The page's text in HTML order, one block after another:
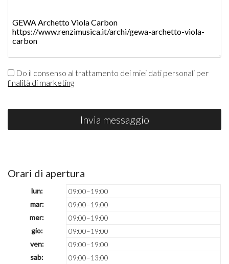
Do il consenso al trattamento dei miei dati personali per
finalità di marketing
Invia messaggio
Orari di apertura
lun:
09:00–19:00
mar:
09:00–19:00
mer:
09:00–19:00
gio:
09:00–19:00
ven:
09:00–19:00
sab:
09:00–13:00